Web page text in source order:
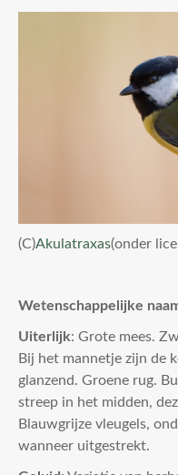
(C)Akulatraxas(onder
Wetenschappelijke
Uiterlijk: Grote mees.
Bij het mannetje zijn de
glanzend. Groene rug.
streep in het midden,
Blauwgrijze vleugels,
wanneer uitgestrekt.